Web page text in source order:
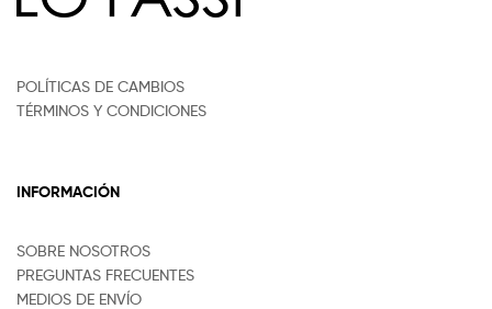
POLÍTICAS DE CAMBIOS
TÉRMINOS Y CONDICIONES
INFORMACIÓN
SOBRE NOSOTROS
PREGUNTAS FRECUENTES
MEDIOS DE ENVÍO